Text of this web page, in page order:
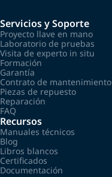
Servicios y Soporte
Proyecto llave en mano
Laboratorio de pruebas
Visita de experto in situ
Formación
Garantía
Contrato de mantenimiento
Piezas de repuesto
Reparación
FAQ
Recursos
Manuales técnicos
Blog
Libros blancos
Certificados
Documentación